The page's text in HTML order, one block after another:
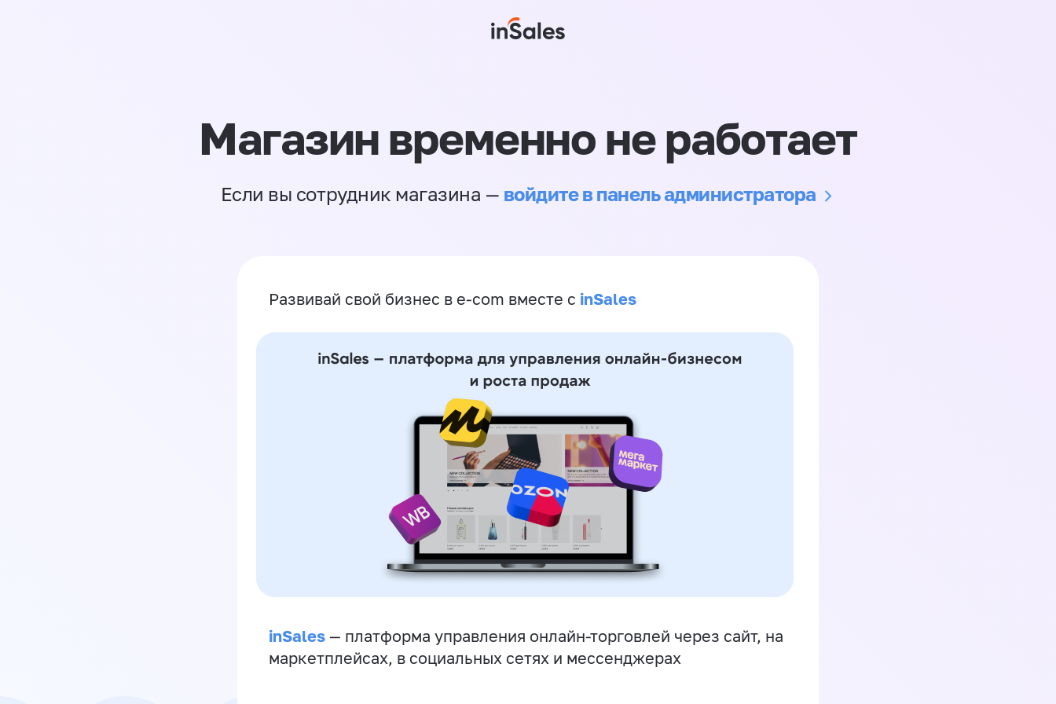
Магазин временно не работает
Если вы сотрудник магазина — войдите в панель администратора
Развивай свой бизнес в e-com вместе с inSales
inSales — платформа управления онлайн-торговлей через сайт, на
маркетплейсах, в социальных сетях и мессенджерах